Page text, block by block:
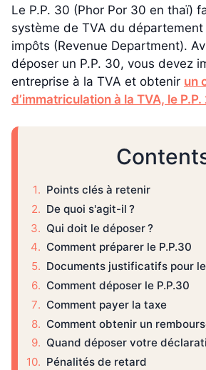
Le P.P. 30 (Phor Por 30 en thaï)
système de TVA du
impôts (Revenue Department).
déposer un P.P. 30, vous devez
entreprise à la TVA et obtenir un
d’immatriculation à la TVA, le P.P.
Points clés à retenir
De quoi s'agit-il ?
Qui doit le déposer ?
Comment préparer le P.P.30
Documents justificatifs pour le
Comment déposer le P.P.30
Comment payer la taxe
Comment obtenir un
Quand déposer votre
Pénalités de retard